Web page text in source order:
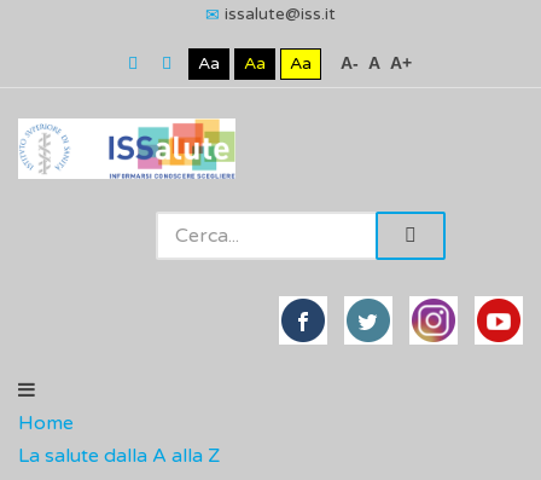
issalute@iss.it
Aa Aa Aa A- A A+
Home
La salute dalla A alla Z